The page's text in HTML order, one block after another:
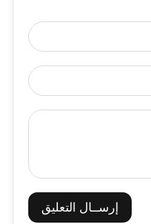
إرســال التعليق